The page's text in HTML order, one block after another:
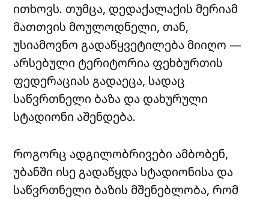
ითხოვს. თუმცა, დედაქალაქის მერიამ
მათთვის მოულოდნელი, თან,
უსიამოვნო გადაწყვეტილება მიიღო —
არსებული ტერიტორია ფეხბურთის
ფედერაციას გადაეცა, სადაც
საწვრთნელი ბაზა და დახურული
სტადიონი აშენდება.
როგორც ადგილობრივები ამბობენ,
უბანში ისე გადაწყდა სტადიონისა და
საწვრთნელი ბაზის მშენებლობა, რომ